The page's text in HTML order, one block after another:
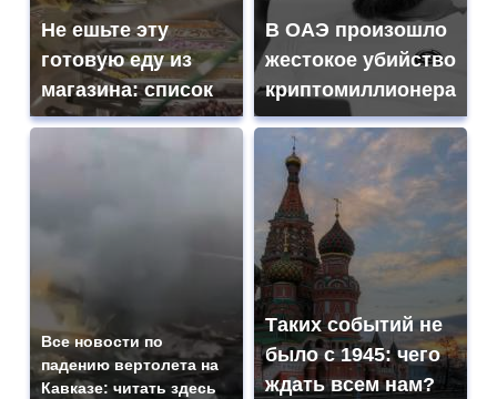
Не ешьте эту
готовую еду из
магазина: список
В ОАЭ произошло
жестокое убийство
криптомиллионера
Все новости по
падению вертолета на
Кавказе: читать здесь
Таких событий не
было с 1945: чего
ждать всем нам?